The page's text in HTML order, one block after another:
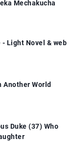
Mechakucha
Light Novel & web
Another World
Duke (37) Who